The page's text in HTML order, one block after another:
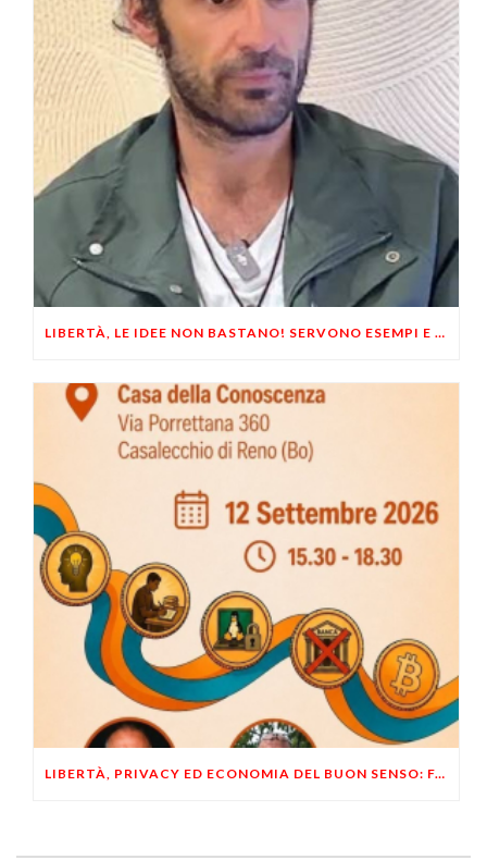
LIBERTÀ, LE IDEE NON BASTANO! SERVONO ESEMPI E UN PO’ DI COERENZA
LIBERTÀ, PRIVACY ED ECONOMIA DEL BUON SENSO: FACCO E MUSUMECI A CASALECCHIO DI RENO (BO)